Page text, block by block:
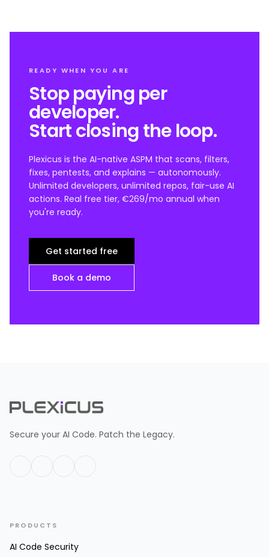
READY WHEN YOU ARE
Stop paying per
developer.
Start closing the loop.
Plexicus is the AI-native ASPM that scans, filters,
fixes, pentests, and explains — autonomously.
Unlimited developers, unlimited repos, fair-use AI
actions. Real free tier, €269/mo annual when
you're ready.
Get started free
Book a demo
Secure your AI Code. Patch the Legacy.
PRODUCTS
AI Code Security